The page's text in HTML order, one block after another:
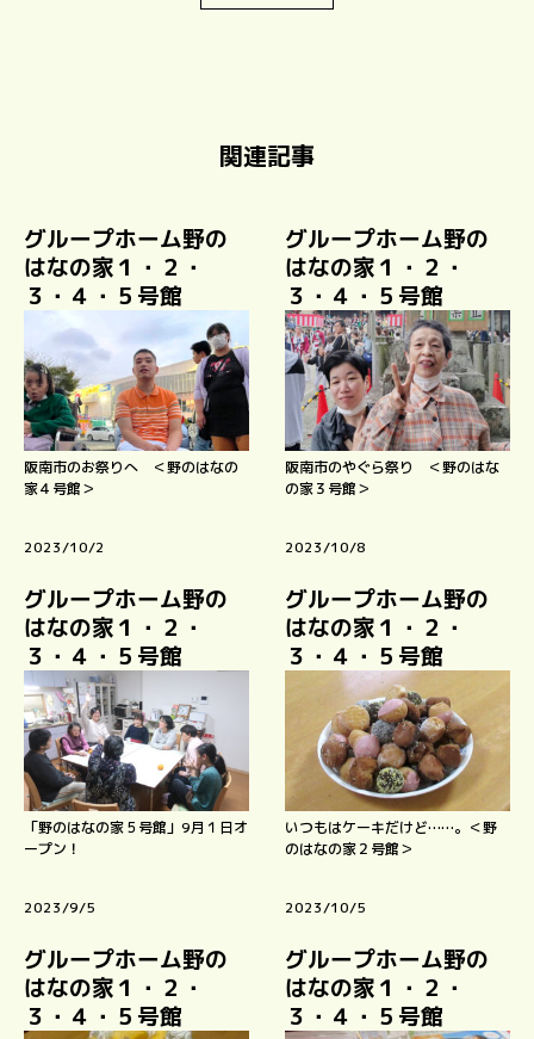
関連記事
グループホーム野の
はなの家１・２・
３・４・５号館
阪南市のお祭りへ ＜野のはなの
家４号館＞
2023/10/2
グループホーム野の
はなの家１・２・
３・４・５号館
阪南市のやぐら祭り ＜野のはな
の家３号館＞
2023/10/8
グループホーム野の
はなの家１・２・
３・４・５号館
「野のはなの家５号館」9月１日オ
ープン！
2023/9/5
グループホーム野の
はなの家１・２・
３・４・５号館
いつもはケーキだけど……。＜野
のはなの家２号館＞
2023/10/5
グループホーム野の
はなの家１・２・
３・４・５号館
グループホーム野の
はなの家１・２・
３・４・５号館